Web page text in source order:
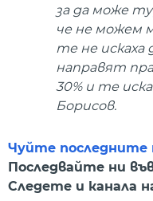
за да може
че не можем
те не
направят
30% и те
Борисов.
Чуйте последните
Последвайте ни
Следете и канала